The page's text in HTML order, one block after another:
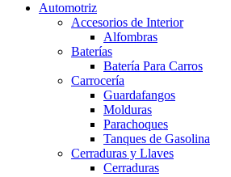
Automotriz
Accesorios de Interior
Alfombras
Baterías
Batería Para Carros
Carrocería
Guardafangos
Molduras
Parachoques
Tanques de Gasolina
Cerraduras y Llaves
Cerraduras